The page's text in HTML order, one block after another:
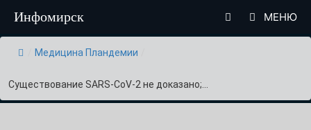
содержимому
Инфомирск МЕНЮ
Медицина Пландемии
Существование SARS-CoV-2 не доказано;...